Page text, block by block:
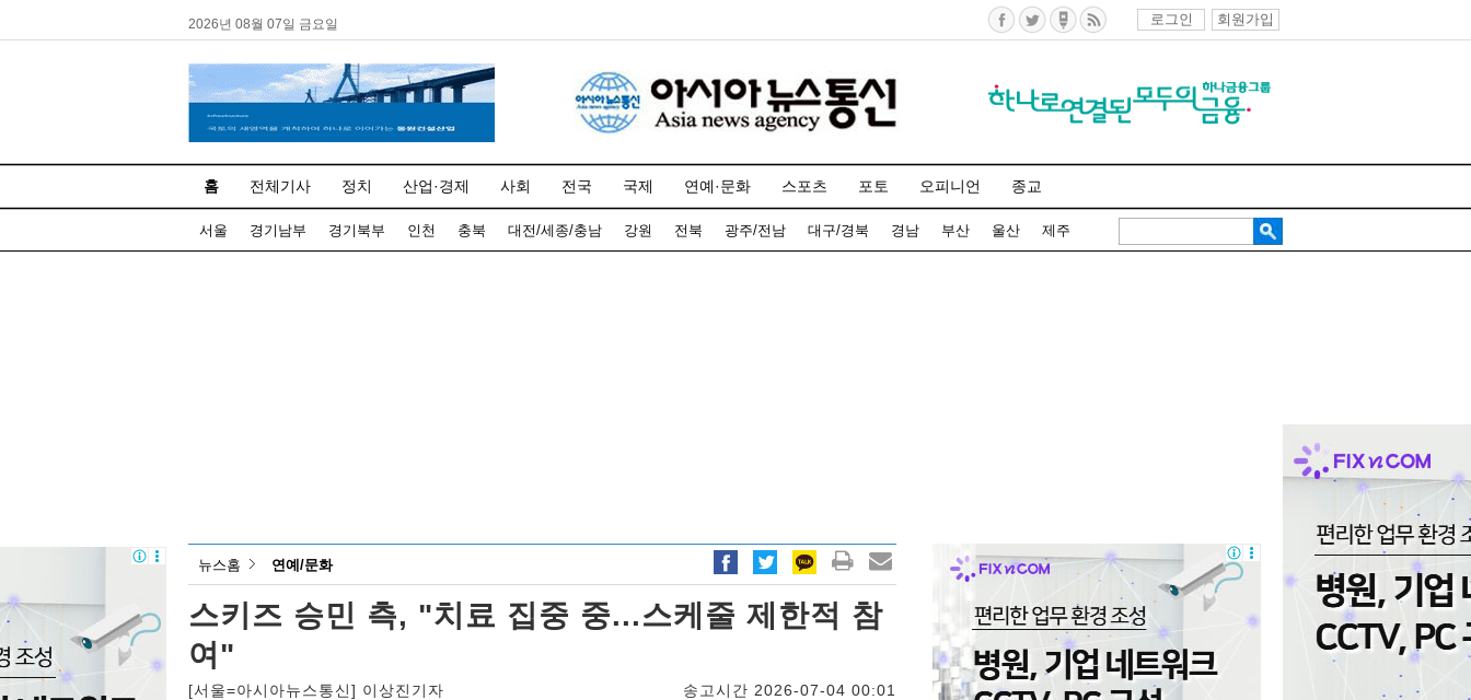
2026년 08월 07일 금요일 로그인 회원가입
홈 전체기사 정치 산업·경제 사회 전국 국제 연예·문화 스포츠 포토 오피니언 종교
서울 경기남부 경기북부 인천 충북 대전/세종/충남 강원 전북 광주/전남 대구/경북 경남 부산 울산 제주
뉴스홈 연예/문화
스키즈 승민 측, "치료 집중 중...스케줄 제한적 참
여"
[서울=아시아뉴스통신] 이상진기자 송고시간 2026-07-04 00:01